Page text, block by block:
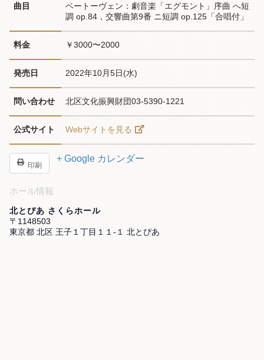
曲目
ベートーヴェン：劇音楽「エグモント」序曲 へ短
調 op.84，交響曲第9番 ニ短調 op.125「合唱付」
料金 ￥3000〜2000
発売日 2022年10月5日(水)
問い合わせ 北区文化振興財団03-5390-1221
公式サイト Webサイトを見る
印刷
+ Google カレンダー
ホール情報
北とぴあ さくらホール
〒1148503
東京都 北区 王子１丁目１１-１ 北とぴあ